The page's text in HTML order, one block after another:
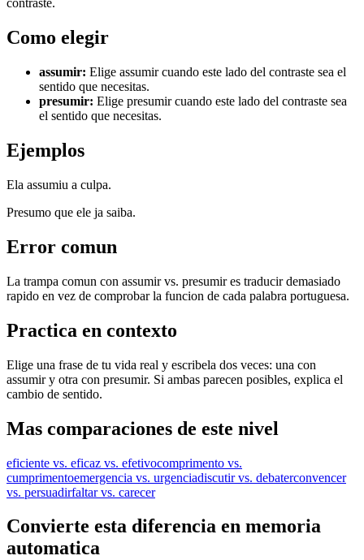
contraste.
Como elegir
assumir: Elige assumir cuando este lado del contraste sea el
sentido que necesitas.
presumir: Elige presumir cuando este lado del contraste sea
el sentido que necesitas.
Ejemplos
Ela assumiu a culpa.
Presumo que ele ja saiba.
Error comun
La trampa comun con assumir vs. presumir es traducir demasiado
rapido en vez de comprobar la funcion de cada palabra portuguesa.
Practica en contexto
Elige una frase de tu vida real y escribela dos veces: una con
assumir y otra con presumir. Si ambas parecen posibles, explica el
cambio de sentido.
Mas comparaciones de este nivel
eficiente vs. eficaz vs. efetivocomprimento vs.
cumprimentoemergencia vs. urgenciadiscutir vs. debaterconvencer
vs. persuadirfaltar vs. carecer
Convierte esta diferencia en memoria
automatica